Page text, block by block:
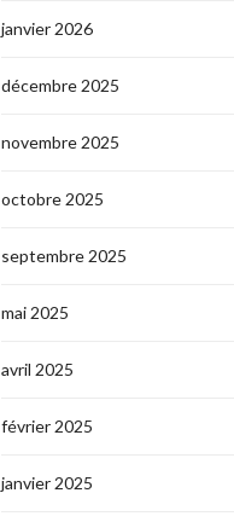
janvier 2026
décembre 2025
novembre 2025
octobre 2025
septembre 2025
mai 2025
avril 2025
février 2025
janvier 2025